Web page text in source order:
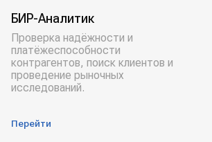
БИР-Аналитик
Проверка надёжности и
платёжеспособности
контрагентов, поиск клиентов и
проведение рыночных
исследований.
Перейти